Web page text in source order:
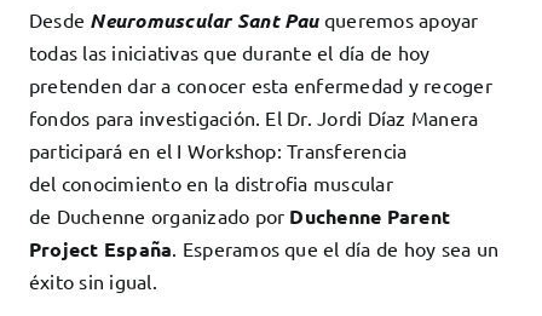
Desde Neuromuscular Sant Pauqueremos apoyar
todas las iniciativas que durante el día de hoy
pretenden dar a conocer esta enfermedad y recoger
fondos para investigación. El Dr. Jordi Díaz Manera
participará en el I Workshop: Transferencia
del conocimiento en la distrofia muscular
de Duchenne organizado por Duchenne Parent
Project España . Esperamos que el día de hoy sea un
éxito sin igual.